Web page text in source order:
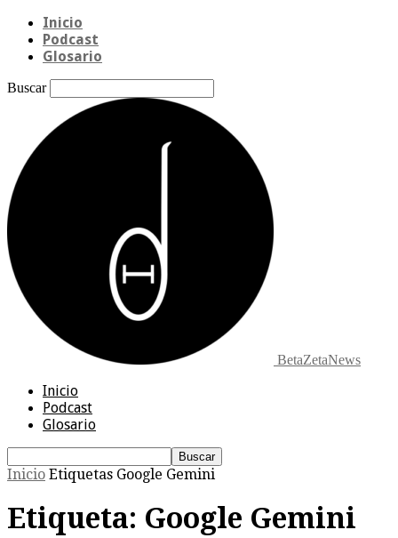
Inicio
Podcast
Glosario
Buscar
BetaZetaNews
Inicio
Podcast
Glosario
Inicio Etiquetas Google Gemini
Etiqueta: Google Gemini